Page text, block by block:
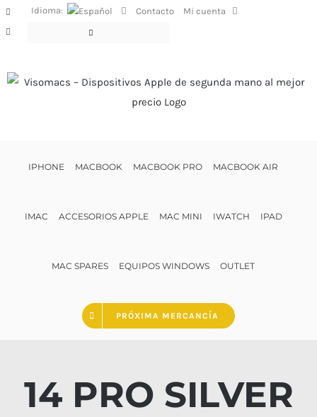
Saltar
al
FacebookIdioma: Contacto Mi cuenta
IPHONE MACBOOK MACBOOK PRO MACBOOK AIR
IMAC ACCESORIOS APPLE MAC MINI IWATCH IPAD
MAC SPARES EQUIPOS WINDOWS OUTLET
PRÓXIMA MERCANCÍA
14 PRO SILVER